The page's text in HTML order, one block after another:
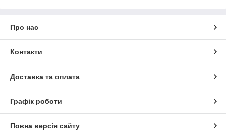
Про нас
Контакти
Доставка та оплата
Графік роботи
Повна версія сайту